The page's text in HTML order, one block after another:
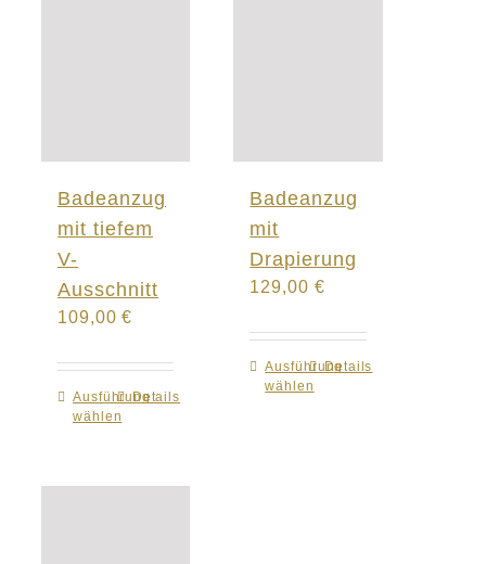
Badeanzug
mit tiefem
V-
Ausschnitt
109,00€
Ausführung
wählen
Dieses
Produkt
Details
Badeanzug
mit
Drapierung
129,00 €
Ausführung
wählen
Dieses
Produkt
Details